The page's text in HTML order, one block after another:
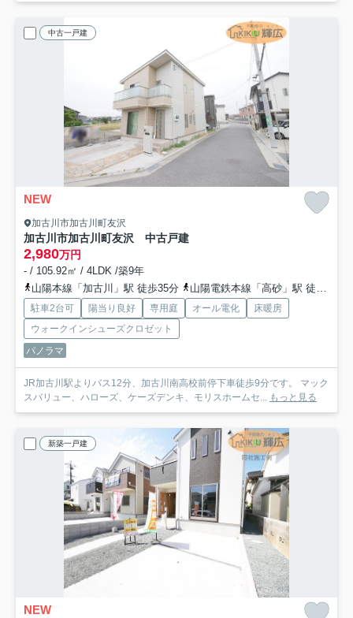
中古一戸建
NEW
加古川市加古川町友沢
加古川市加古川町友沢 中古戸建
2,980万円
- / 105.92㎡ / 4LDK /築9年
山陽本線「加古川」駅 徒歩35分
山陽電鉄本線「高砂」駅 徒歩36分
駐車2台可 陽当り良好 専用庭 オール電化
床暖房
ウォークインシューズクロゼット
パノラマ
JR加古川駅よりバス12分、加古川南高校前停下車徒歩9分です。 マック
スバリュー、ハローズ、ケーズデンキ、モリスホームセ... もっと見る
新築一戸建
NEW